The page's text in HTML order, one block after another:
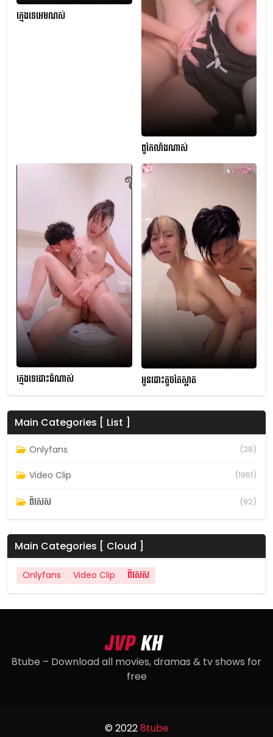
ក្មេងទេអេមណស់
ពូកែលាំងណាស់
ក្មេងទេដោះធំណាស់ អូនដោះតូចតែស្អាត
Main Categories [ List ]
Onlyfans (28)
Video Clip (1961)
ពិសេស (92)
Main Categories [ Cloud ]
Onlyfans Video Clip ពិសេស
8tube – Download all movies, dramas & tv shows for
free
© 20228tube